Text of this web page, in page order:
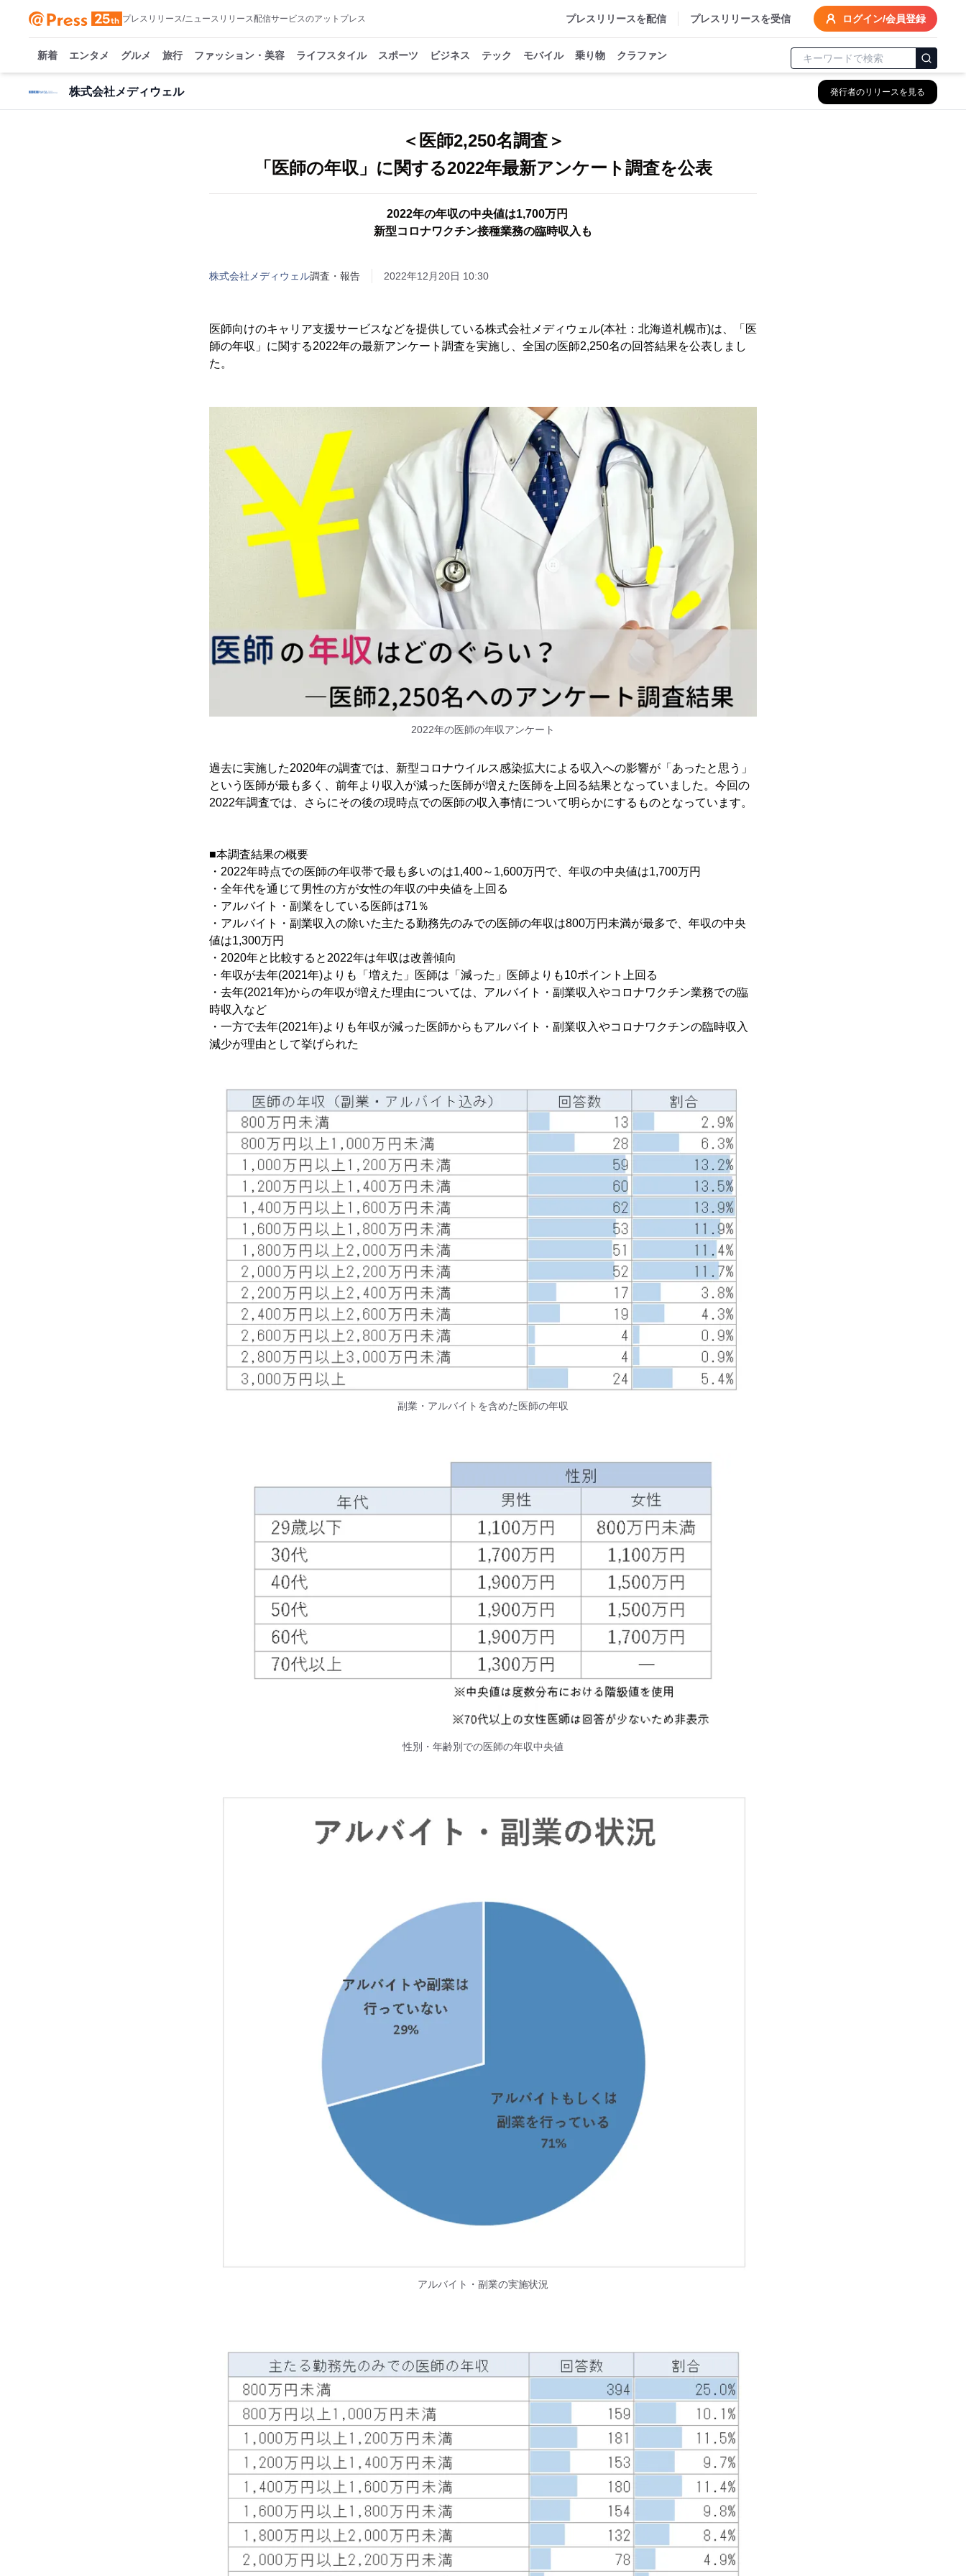
プレスリリース/ニュースリリース配信サービスのアットプレス プレスリリースを配信 プレスリリースを受信 ログイン/会員登録
新着 エンタメ グルメ 旅行 ファッション・美容 ライフスタイル スポーツ ビジネス テック モバイル 乗り物 クラファン
株式会社メディウェル 発行者のリリースを見る
＜医師2,250名調査＞
「医師の年収」に関する2022年最新アンケート調査を公表
2022年の年収の中央値は1,700万円
新型コロナワクチン接種業務の臨時収入も
株式会社メディウェル調査・報告 2022年12月20日 10:30
医師向けのキャリア支援サービスなどを提供している株式会社メディウェル(本社：北海道札幌市)は、「医
師の年収」に関する2022年の最新アンケート調査を実施し、全国の医師2,250名の回答結果を公表しまし
た。
2022年の医師の年収アンケート
過去に実施した2020年の調査では、新型コロナウイルス感染拡大による収入への影響が「あったと思う」
という医師が最も多く、前年より収入が減った医師が増えた医師を上回る結果となっていました。今回の
2022年調査では、さらにその後の現時点での医師の収入事情について明らかにするものとなっています。
■本調査結果の概要
・2022年時点での医師の年収帯で最も多いのは1,400～1,600万円で、年収の中央値は1,700万円
・全年代を通じて男性の方が女性の年収の中央値を上回る
・アルバイト・副業をしている医師は71％
・アルバイト・副業収入の除いた主たる勤務先のみでの医師の年収は800万円未満が最多で、年収の中央
値は1,300万円
・2020年と比較すると2022年は年収は改善傾向
・年収が去年(2021年)よりも「増えた」医師は「減った」医師よりも10ポイント上回る
・去年(2021年)からの年収が増えた理由については、アルバイト・副業収入やコロナワクチン業務での臨
時収入など
・一方で去年(2021年)よりも年収が減った医師からもアルバイト・副業収入やコロナワクチンの臨時収入
減少が理由として挙げられた
副業・アルバイトを含めた医師の年収
性別・年齢別での医師の年収中央値
アルバイト・副業の実施状況